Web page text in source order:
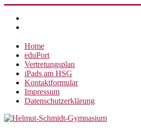
Inhalt
springen
Home
eduPort
Vertretungsplan
iPads am HSG
Kontaktformular
Impressum
Datenschutzerklärung